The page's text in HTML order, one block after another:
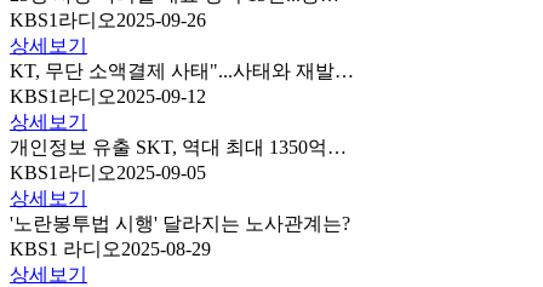
KBS1라디오2025-09-26
상세보기
KT, 무단 소액결제 사태"...사태와 재발…
KBS1라디오2025-09-12
상세보기
개인정보 유출 SKT, 역대 최대 1350억…
KBS1라디오2025-09-05
상세보기
'노란봉투법 시행' 달라지는 노사관계는?
KBS1 라디오2025-08-29
상세보기